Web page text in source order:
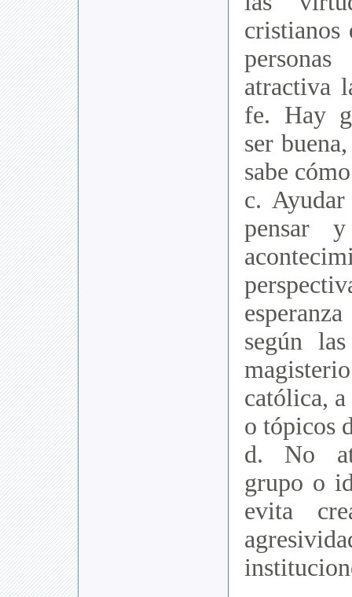
cristianos
atractiva
fe. Hay
ser
sabe
c.
pensar
según
católica,
o tópicos
d. No
grupo o
evita